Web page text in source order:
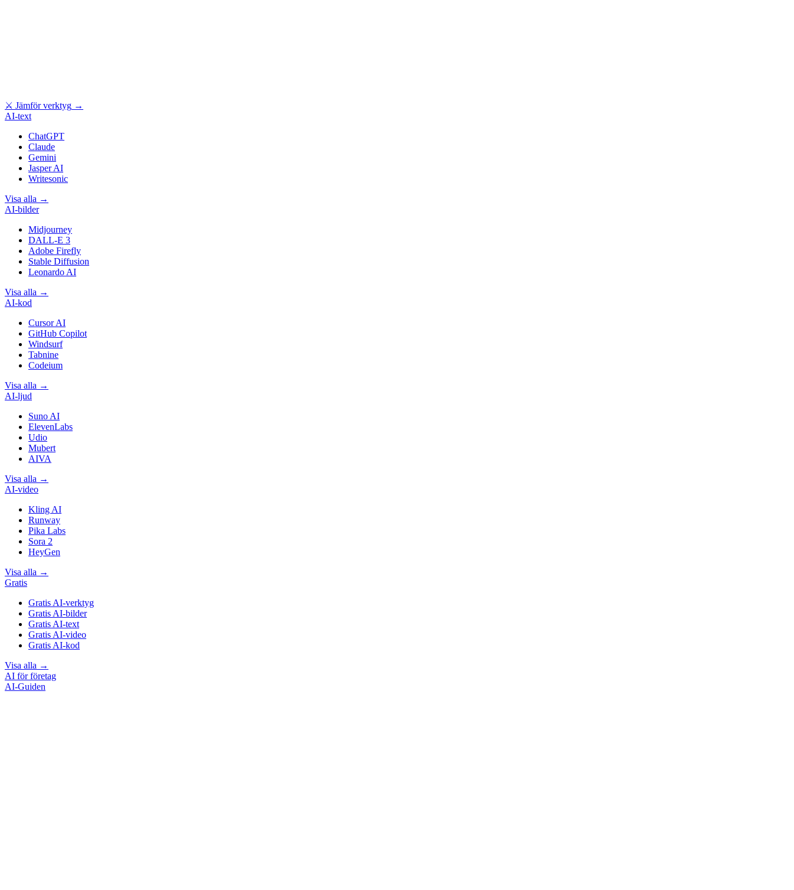
⚔ Jämför verktyg →
AI-text
ChatGPT
Claude
Gemini
Jasper AI
Writesonic
Visa alla →
AI-bilder
Midjourney
DALL-E 3
Adobe Firefly
Stable Diffusion
Leonardo AI
Visa alla →
AI-kod
Cursor AI
GitHub Copilot
Windsurf
Tabnine
Codeium
Visa alla →
AI-ljud
Suno AI
ElevenLabs
Udio
Mubert
AIVA
Visa alla →
AI-video
Kling AI
Runway
Pika Labs
Sora 2
HeyGen
Visa alla →
Gratis
Gratis AI-verktyg
Gratis AI-bilder
Gratis AI-text
Gratis AI-video
Gratis AI-kod
Visa alla →
AI för företag
AI-Guiden